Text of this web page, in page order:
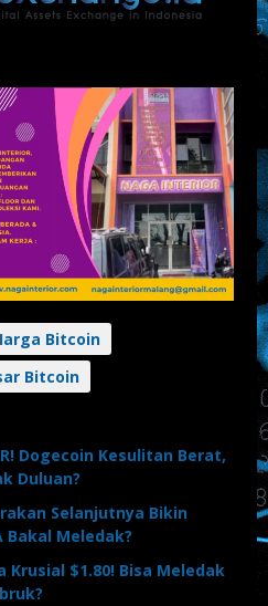
Bitcoin
Bitcoin
Dogecoin Kesulitan Berat,
Duluan?
Selanjutnya Bikin
Bakal Meledak?
$1.80! Bisa Meledak